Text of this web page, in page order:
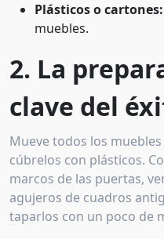
Plásticos o cartones:
muebles.
2. La
clave del
Mueve todos los
cúbrelos con plásticos.
marcos de las puertas,
agujeros de cuadros
taparlos con un poco de